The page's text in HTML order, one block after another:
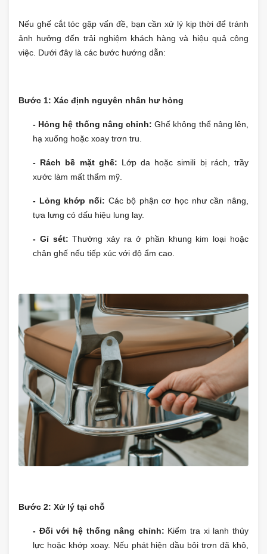
Nếu ghế cắt tóc gặp vấn đề, bạn cần xử lý kịp thời để tránh
ảnh hưởng đến trải nghiệm khách hàng và hiệu quả công
việc. Dưới đây là các bước hướng dẫn:
Bước 1: Xác định nguyên nhân hư hỏng
- Hỏng hệ thống nâng chỉnh: Ghế không thể nâng lên,
hạ xuống hoặc xoay trơn tru.
- Rách bề mặt ghế: Lớp da hoặc simili bị rách, trầy
xước làm mất thẩm mỹ.
- Lỏng khớp nối: Các bộ phận cơ học như cần nâng,
tựa lưng có dấu hiệu lung lay.
- Gỉ sét: Thường xảy ra ở phần khung kim loại hoặc
chân ghế nếu tiếp xúc với độ ẩm cao.
Bước 2: Xử lý tại chỗ
- Đối với hệ thống nâng chỉnh: Kiểm tra xi lanh thủy
lực hoặc khớp xoay. Nếu phát hiện dầu bôi trơn đã khô,